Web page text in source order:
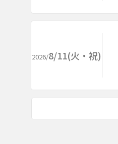
2026/8/11(火・祝)